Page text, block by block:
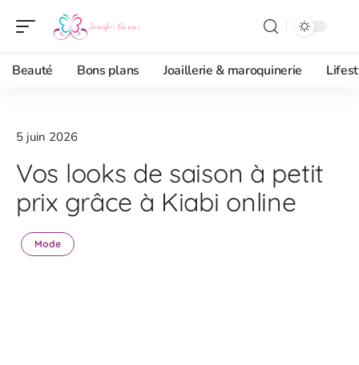
Beauté Bons plans Joaillerie & maroquinerie
5 juin 2026
Vos looks de saison à petit
prix grâce à Kiabi online
Mode